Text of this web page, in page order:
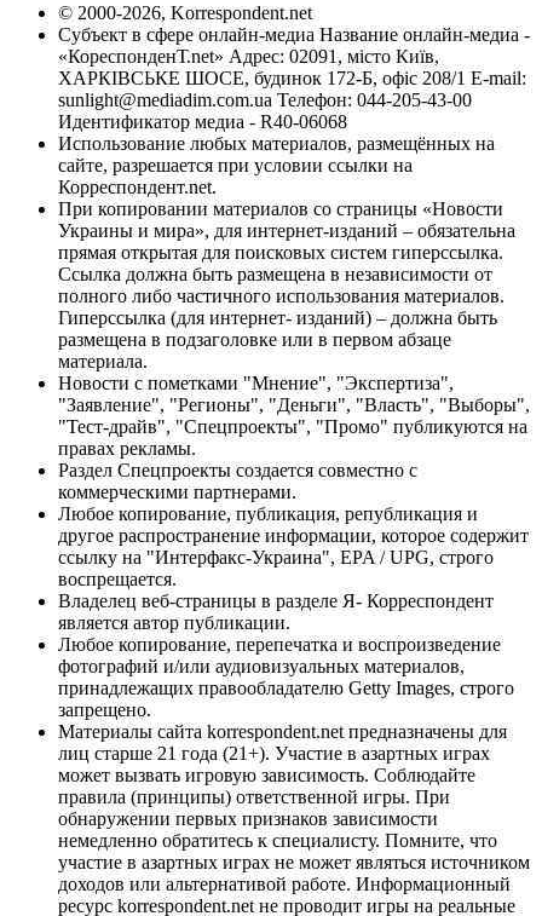
© 2000-2026, Korrespondent.net
Субъект в сфере онлайн-медиа Название онлайн-медиа -
«КореспонденТ.net» Адрес: 02091, місто Київ,
ХАРКІВСЬКЕ ШОСЕ, будинок 172-Б, офіс 208/1 E-mail:
sunlight@mediadim.com.ua Телефон: 044-205-43-00
Идентификатор медиа - R40-06068
Использование любых материалов, размещённых на
сайте, разрешается при условии ссылки на
Корреспондент.net.
При копировании материалов со страницы «Новости
Украины и мира», для интернет-изданий – обязательна
прямая открытая для поисковых систем гиперссылка.
Ссылка должна быть размещена в независимости от
полного либо частичного использования материалов.
Гиперссылка (для интернет- изданий) – должна быть
размещена в подзаголовке или в первом абзаце
материала.
Новости с пометками "Мнение", "Экспертиза",
"Заявление", "Регионы", "Деньги", "Власть", "Выборы",
"Тест-драйв", "Спецпроекты", "Промо" публикуются на
правах рекламы.
Раздел Спецпроекты создается совместно с
коммерческими партнерами.
Любое копирование, публикация, републикация и
другое распространение информации, которое содержит
ссылку на "Интерфакс-Украина", EPA / UPG, строго
воспрещается.
Владелец веб-страницы в разделе Я- Корреспондент
является автор публикации.
Любое копирование, перепечатка и воспроизведение
фотографий и/или аудиовизуальных материалов,
принадлежащих правообладателю Getty Images, строго
запрещено.
Материалы сайта korrespondent.net предназначены для
лиц старше 21 года (21+). Участие в азартных играх
может вызвать игровую зависимость. Соблюдайте
правила (принципы) ответственной игры. При
обнаружении первых признаков зависимости
немедленно обратитесь к специалисту. Помните, что
участие в азартных играх не может являться источником
доходов или альтернативой работе. Информационный
ресурс korrespondent.net не проводит игры на реальные